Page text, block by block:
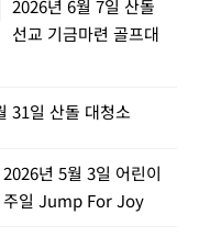
2026년 6월 7일 산돌
선교 기금마련 골프대
31일 산돌 대청소
2026년 5월 3일 어린이
주일 Jump For Joy